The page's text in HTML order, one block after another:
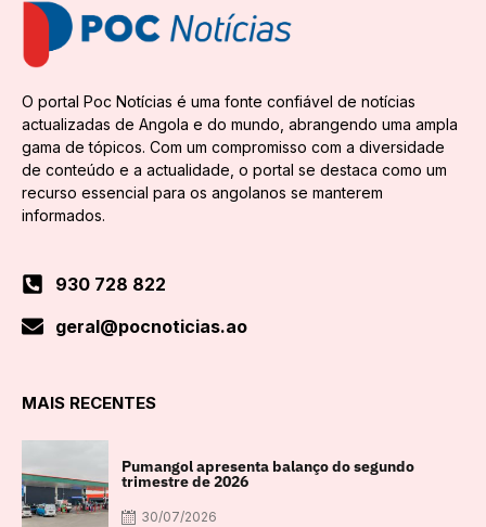
O portal Poc Notícias é uma fonte confiável de notícias
actualizadas de Angola e do mundo, abrangendo uma ampla
gama de tópicos. Com um compromisso com a diversidade
de conteúdo e a actualidade, o portal se destaca como um
recurso essencial para os angolanos se manterem
informados.
930 728 822
geral@pocnoticias.ao
MAIS RECENTES
Pumangol apresenta balanço do segundo
trimestre de 2026
30/07/2026